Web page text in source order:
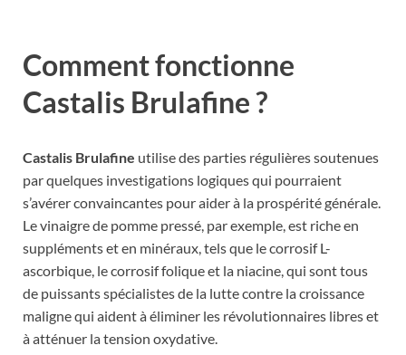
Comment fonctionne
Castalis Brulafine ?
Castalis Brulafine utilise des parties régulières soutenues
par quelques investigations logiques qui pourraient
s’avérer convaincantes pour aider à la prospérité générale.
Le vinaigre de pomme pressé, par exemple, est riche en
suppléments et en minéraux, tels que le corrosif L-
ascorbique, le corrosif folique et la niacine, qui sont tous
de puissants spécialistes de la lutte contre la croissance
maligne qui aident à éliminer les révolutionnaires libres et
à atténuer la tension oxydative.